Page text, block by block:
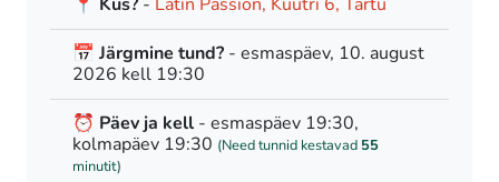
📅 Järgmine tund? - esmaspäev, 10. august
2026 kell 19:30
⏰ Päev ja kell - esmaspäev 19:30,
kolmapäev 19:30 (Need tunnid kestavad 55
minutit)